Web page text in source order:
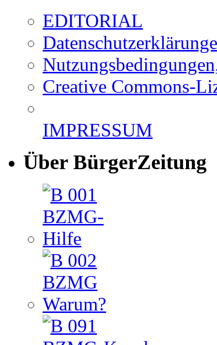
EDITORIAL
Creative Commons-
IMPRESSUM
Über BürgerZeitung